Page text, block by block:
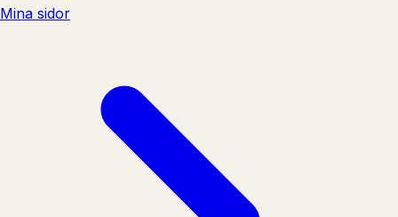
Mina sidor